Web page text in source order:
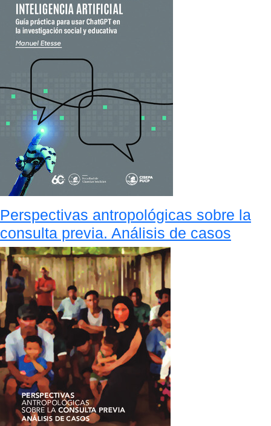
Perspectivas antropológicas sobre la
consulta previa. Análisis de casos